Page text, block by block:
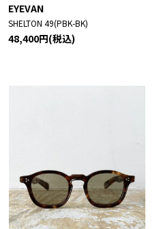
EYEVAN
SHELTON 49(PBK-BK)
48,400円(税込)